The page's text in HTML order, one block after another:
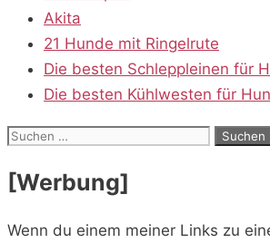
Akita
21 Hunde mit Ringelrute
Die besten Schleppleinen für
Die besten Kühlwesten für
Suchen
[Werbung]
Wenn du einem meiner Links zu